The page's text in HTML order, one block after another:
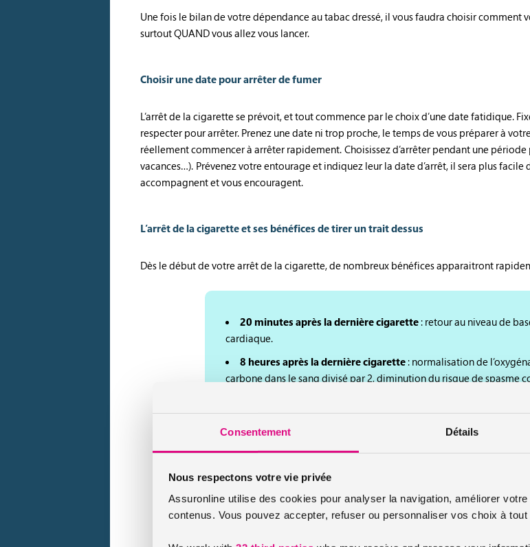
Consentement Détails
Nous respectons votre vie privée
Assuronline utilise des cookies pour analyser la navigation, améliorer
contenus. Vous pouvez accepter, refuser ou personnaliser vos choix à tout
Une fois le bilan de votre dépendance au tabac dressé, il vous faudra choisir
surtout QUAND vous allez vous lancer.
Choisir une date pour arrêter de fumer
L’arrêt de la cigarette se prévoit, et tout commence par le choix d’une date fatidique.
respecter pour arrêter. Prenez une date ni trop proche, le temps de vous préparer à
réellement commencer à arrêter rapidement. Choisissez d’arrêter pendant une
vacances…). Prévenez votre entourage et indiquez leur la date d’arrêt, il sera plus facile
accompagnent et vous encouragent.
L’arrêt de la cigarette et ses bénéfices de tirer un trait dessus
Dès le début de votre arrêt de la cigarette, de nombreux bénéfices apparaitront
20 minutes après la dernière cigarette: retour au niveau de
cardiaque.
8 heures après la dernière cigarette: normalisation de
carbone dans le sang divisé par 2, diminution du risque de spasme
nicotine est éliminée de l’organisme, les poumons commencent à
: amélioration du goût et
relâcher et l’énergie augmente.
2 semaines à 3 mois après la dernière cigarette: diminution de
souffle, les terminaisons gustatives repoussent.
1 à 9 mois après la dernière cigarette: les cils bronchiques